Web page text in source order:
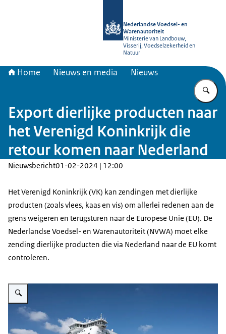
Nederlandse Voedsel- en
Warenautoriteit
Ministerie van Landbouw,
Visserij, Voedselzekerheid en
Natuur
Home Nieuws en media Nieuws
Export dierlijke producten naar
het Verenigd Koninkrijk die
retour komen naar Nederland
Nieuwsbericht01-02-2024 | 12:00
Het Verenigd Koninkrijk (VK) kan zendingen met dierlijke
producten (zoals vlees, kaas en vis) om allerlei redenen aan de
grens weigeren en terugsturen naar de Europese Unie (EU). De
Nederlandse Voedsel- en Warenautoriteit (NVWA) moet elke
zending dierlijke producten die via Nederland naar de EU komt
controleren.
Vergroot afbeelding Stena Line schip aangemeerd in haven